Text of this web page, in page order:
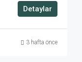
Detaylar
3 hafta önce